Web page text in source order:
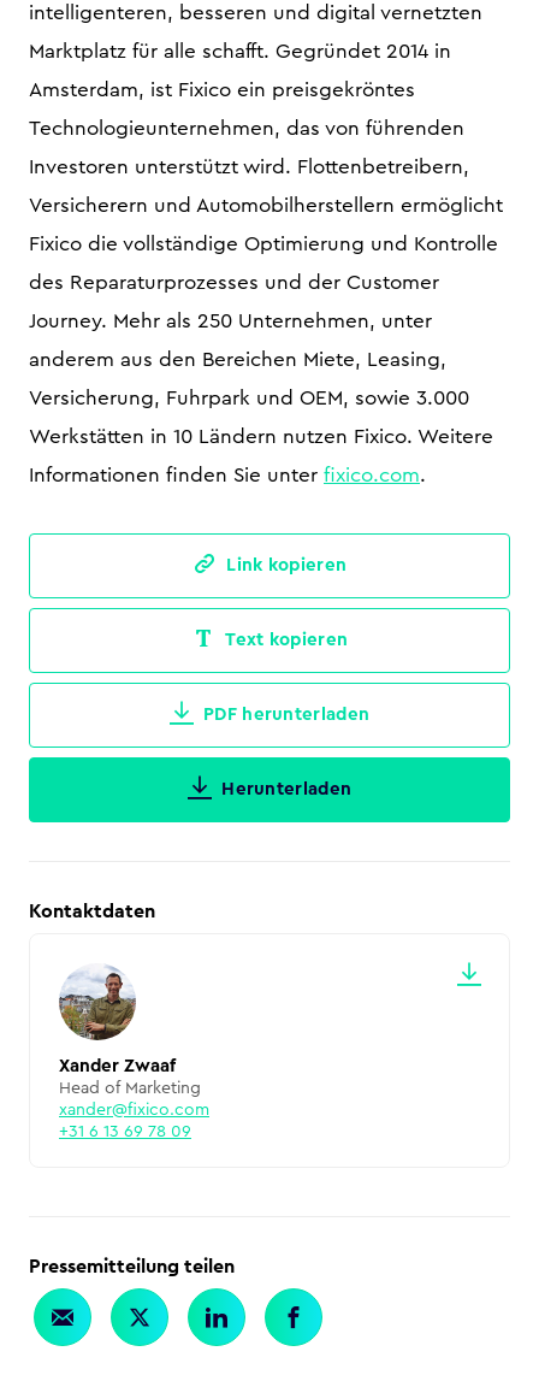
intelligenteren, besseren und digital vernetzten
Marktplatz für alle schafft. Gegründet 2014 in
Amsterdam, ist Fixico ein preisgekröntes
Technologieunternehmen, das von führenden
Investoren unterstützt wird. Flottenbetreibern,
Versicherern und Automobilherstellern ermöglicht
Fixico die vollständige Optimierung und Kontrolle
des Reparaturprozesses und der Customer
Journey. Mehr als 250 Unternehmen, unter
anderem aus den Bereichen Miete, Leasing,
Versicherung, Fuhrpark und OEM, sowie 3.000
Werkstätten in 10 Ländern nutzen Fixico. Weitere
Informationen finden Sie unter fixico.com.
Link kopieren
Text kopieren
PDF herunterladen
Herunterladen
Kontaktdaten
Xander Zwaaf
Head of Marketing
xander@fixico.com
+31 6 13 69 78 09
Pressemitteilung teilen